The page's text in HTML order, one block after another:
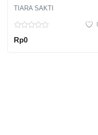
TIARA SAKTI
Rp0